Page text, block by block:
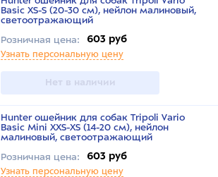
Basic XS-S (20-30 см), нейлон малиновый,
светоотражающий
Розничная цена:
603 руб
Узнать персональную цену
Нет в наличии
Hunter ошейник для собак Tripoli Vario
Basic Mini XXS-XS (14-20 см), нейлон
малиновый, светоотражающий
Розничная цена:
603 руб
Узнать персональную цену